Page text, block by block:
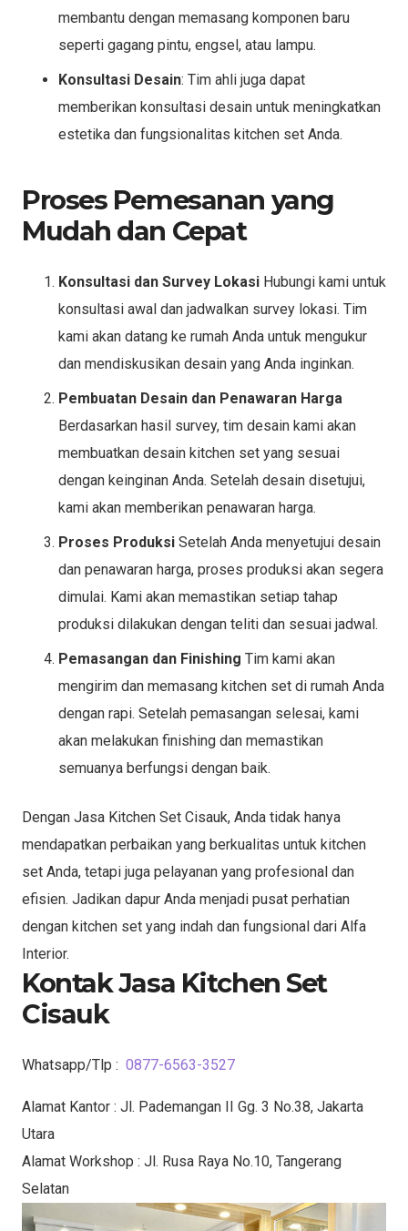
membantu dengan memasang komponen baru
seperti gagang pintu, engsel, atau lampu.
Konsultasi Desain: Tim ahli juga dapat
memberikan konsultasi desain untuk meningkatkan
estetika dan fungsionalitas kitchen set Anda.
Proses Pemesanan yang
Mudah dan Cepat
Konsultasi dan Survey Lokasi Hubungi kami untuk
konsultasi awal dan jadwalkan survey lokasi. Tim
kami akan datang ke rumah Anda untuk mengukur
dan mendiskusikan desain yang Anda inginkan.
Pembuatan Desain dan Penawaran Harga
Berdasarkan hasil survey, tim desain kami akan
membuatkan desain kitchen set yang sesuai
dengan keinginan Anda. Setelah desain disetujui,
kami akan memberikan penawaran harga.
Proses Produksi Setelah Anda menyetujui desain
dan penawaran harga, proses produksi akan segera
dimulai. Kami akan memastikan setiap tahap
produksi dilakukan dengan teliti dan sesuai jadwal.
Pemasangan dan Finishing Tim kami akan
mengirim dan memasang kitchen set di rumah Anda
dengan rapi. Setelah pemasangan selesai, kami
akan melakukan finishing dan memastikan
semuanya berfungsi dengan baik.
Dengan Jasa Kitchen Set Cisauk, Anda tidak hanya
mendapatkan perbaikan yang berkualitas untuk kitchen
set Anda, tetapi juga pelayanan yang profesional dan
efisien. Jadikan dapur Anda menjadi pusat perhatian
dengan kitchen set yang indah dan fungsional dari Alfa
Interior.
Kontak Jasa Kitchen Set
Cisauk
Whatsapp/Tlp : 0877-6563-3527
Alamat Kantor : Jl. Pademangan II Gg. 3 No.38, Jakarta
Utara
Alamat Workshop : Jl. Rusa Raya No.10, Tangerang
Selatan